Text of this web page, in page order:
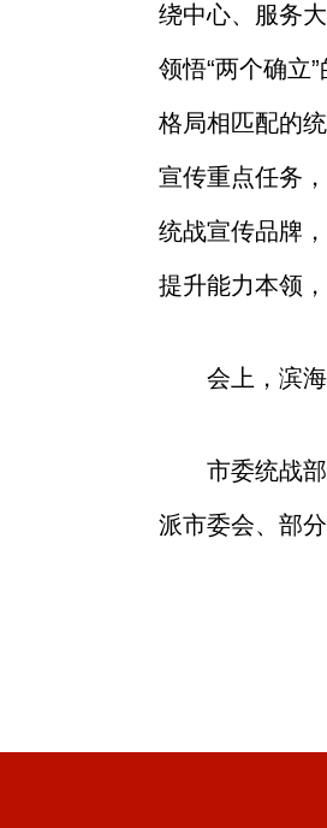
绕中心、服务
领悟“两个确立
格局相匹配的
宣传重点任务
统战宣传品牌
提升能力本领
会上，滨
市委统战
派市委会、部